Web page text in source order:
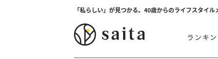
「私らしい」が見つかる。40歳からのライフスタイル
ランキ